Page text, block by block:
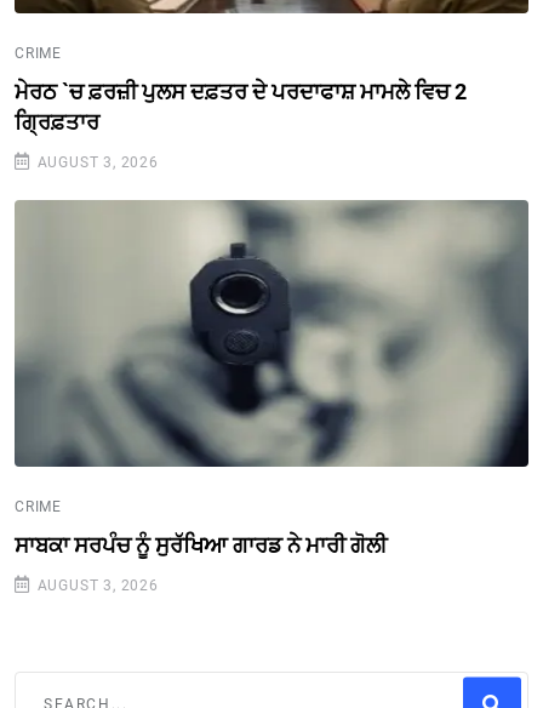
CRIME
ਮੇਰਠ `ਚ ਫ਼ਰਜ਼ੀ ਪੁਲਸ ਦਫ਼ਤਰ ਦੇ ਪਰਦਾਫਾਸ਼ ਮਾਮਲੇ ਵਿਚ 2
ਗ੍ਰਿਫ਼ਤਾਰ
AUGUST 3, 2026
CRIME
ਸਾਬਕਾ ਸਰਪੰਚ ਨੂੰ ਸੁਰੱਖਿਆ ਗਾਰਡ ਨੇ ਮਾਰੀ ਗੋਲੀ
AUGUST 3, 2026